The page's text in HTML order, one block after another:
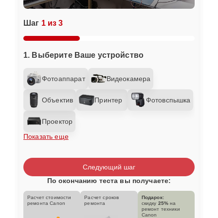
Шаг 1 из 3
1. Выберите Ваше устройство
Фотоаппарат Видеокамера
Объектив Принтер Фотовспышка
Проектор
Показать еще
Следующий шаг
По окончанию теста вы получаете:
Расчет стоимости
ремонта Canon
Расчет сроков
ремонта
Подарок:
скидку 25% на
ремонт техники
Canon